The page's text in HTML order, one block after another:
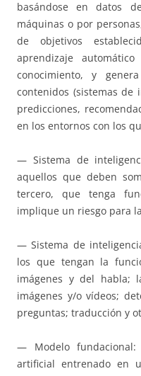
basándose en datos
máquinas o por
de objetivos
aprendizaje
conocimiento, y
contenidos (sistemas de
predicciones,
en los entornos con los
— Sistema de
aquellos que deben
tercero, que tenga
implique un riesgo para
— Sistema de
los que tengan la
imágenes y del habla;
imágenes y/o vídeos;
preguntas; traducción y
— Modelo
artificial entrenado en